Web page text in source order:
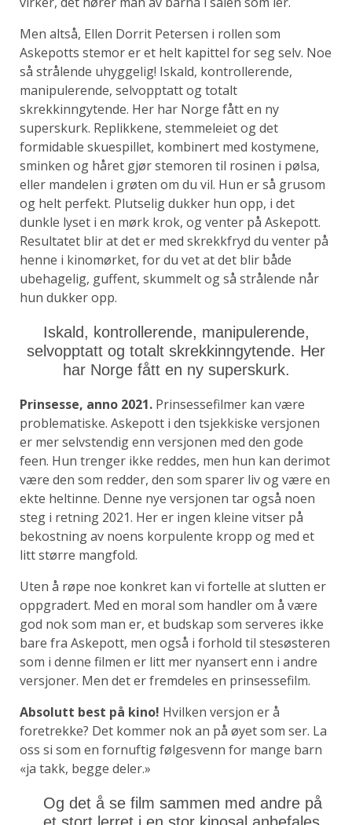
Men altså, Ellen Dorrit Petersen i rollen som
Askepotts stemor er et helt kapittel for seg selv. Noe
så strålende uhyggelig! Iskald, kontrollerende,
manipulerende, selvopptatt og totalt
skrekkinngytende. Her har Norge fått en ny
superskurk. Replikkene, stemmeleiet og det
formidable skuespillet, kombinert med kostymene,
sminken og håret gjør stemoren til rosinen i pølsa,
eller mandelen i grøten om du vil. Hun er så grusom
og helt perfekt. Plutselig dukker hun opp, i det
dunkle lyset i en mørk krok, og venter på Askepott.
Resultatet blir at det er med skrekkfryd du venter på
henne i kinomørket, for du vet at det blir både
ubehagelig, guffent, skummelt og så strålende når
hun dukker opp.
Iskald, kontrollerende, manipulerende,
selvopptatt og totalt skrekkinngytende. Her
har Norge fått en ny superskurk.
Prinsesse, anno 2021. Prinsessefilmer kan være
problematiske. Askepott i den tsjekkiske versjonen
er mer selvstendig enn versjonen med den gode
feen. Hun trenger ikke reddes, men hun kan derimot
være den som redder, den som sparer liv og være en
ekte heltinne. Denne nye versjonen tar også noen
steg i retning 2021. Her er ingen kleine vitser på
bekostning av noens korpulente kropp og med et
litt større mangfold.
Uten å røpe noe konkret kan vi fortelle at slutten er
oppgradert. Med en moral som handler om å være
god nok som man er, et budskap som serveres ikke
bare fra Askepott, men også i forhold til stesøsteren
som i denne filmen er litt mer nyansert enn i andre
versjoner. Men det er fremdeles en prinsessefilm.
Absolutt best på kino! Hvilken versjon er å
foretrekke? Det kommer nok an på øyet som ser. La
oss si som en fornuftig følgesvenn for mange barn
«ja takk, begge deler.»
Og det å se film sammen med andre på